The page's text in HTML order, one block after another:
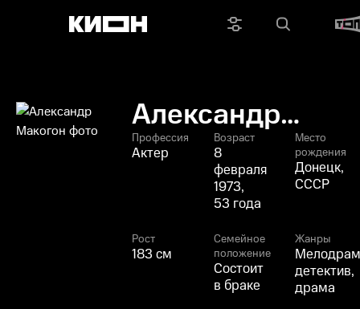
Александр
Макогон
Профессия
Актер
Возраст
8
февраля
1973,
53 года
Место
рождения
Донецк,
СССР
Рост
183 см
Семейное
положение
Состоит
в браке
Жанры
детектив,
драма